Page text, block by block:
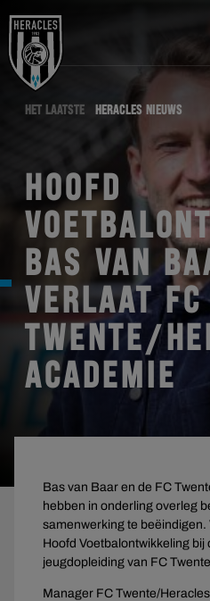
HET LAATSTE HERACLES NIEUWS
HOOFD
BAS VAN
VERLAAT FC
TWENTE/
ACADEMIE
Bas van Baar en de FC
hebben in onderling overleg
samenwerking te beëindigen.
Hoofd Voetbalontwikkeling bij
jeugdopleiding van FC
Manager FC Twente/